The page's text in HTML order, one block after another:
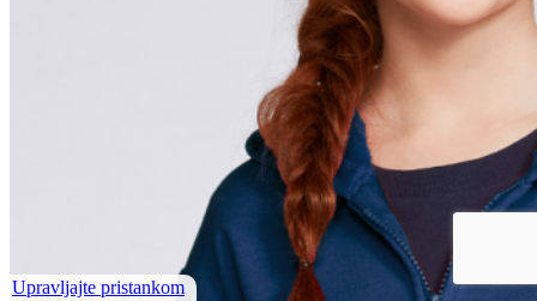
Upravljajte pristankom